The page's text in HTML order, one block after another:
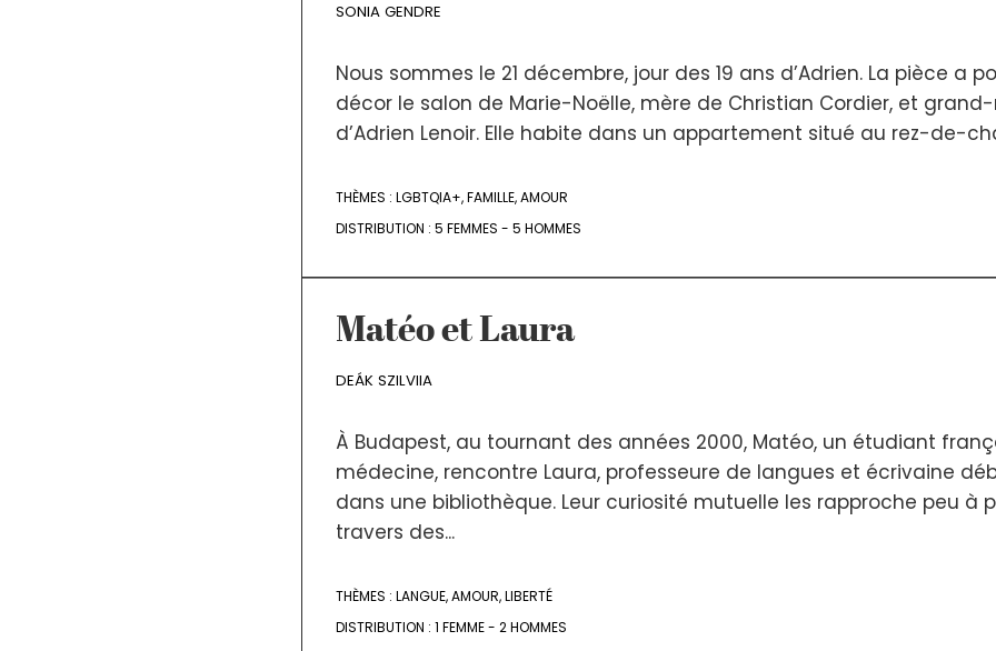
SONIA GENDRE
Nous sommes le 21 décembre, jour des 19 ans d’Adrien. La pièce a
décor le salon de Marie-Noëlle, mère de Christian Cordier, et
d’Adrien Lenoir. Elle habite dans un appartement situé au rez-de-
THÈMES : LGBTQIA+,FAMILLE,AMOUR
DISTRIBUTION : 5 FEMMES - 5 HOMMES
Matéo et Laura
DEÁK SZILVIIA
À Budapest, au tournant des années 2000, Matéo, un étudiant
médecine, rencontre Laura, professeure de langues et écrivaine
dans une bibliothèque. Leur curiosité mutuelle les rapproche peu à
travers des...
THÈMES : LANGUE,AMOUR,LIBERTÉ
DISTRIBUTION : 1 FEMME - 2 HOMMES